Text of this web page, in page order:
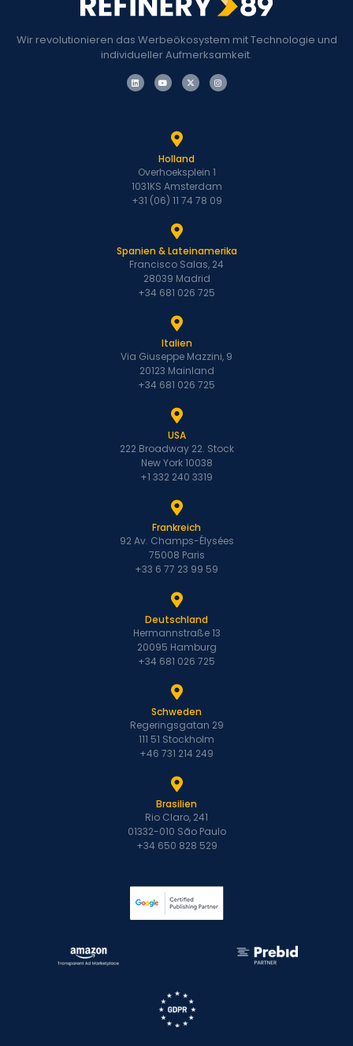
Wir revolutionieren das Werbeökosystem mit Technologie und
individueller Aufmerksamkeit.
Holland
Overhoeksplein 1
1031KS Amsterdam
+31 (06) 11 74 78 09
Spanien & Lateinamerika
Francisco Salas, 24
28039 Madrid
+34 681 026 725
Italien
Via Giuseppe Mazzini, 9
20123 Mainland
+34 681 026 725
USA
222 Broadway 22. Stock
New York 10038
+1 332 240 3319
Frankreich
92 Av. Champs-Élysées
75008 Paris
+33 6 77 23 99 59
Deutschland
Hermannstraße 13
20095 Hamburg
+34 681 026 725
Schweden
Regeringsgatan 29
111 51 Stockholm
+46 731 214 249
Brasilien
Rio Claro, 241
01332-010 São Paulo
+34 650 828 529